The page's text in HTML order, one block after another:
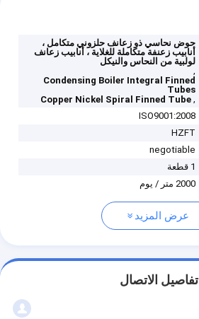
حوض نحاسي ذو زعانف حلزوني متكامل ،
أنابيب زعنفة متكاملة للغلاية ، أنابيب زعانف
لولبية من النحاس والنيكل
,
Condensing Boiler Integral Finned
Tubes
,
Copper Nickel Spiral Finned Tube
ISO9001:2008
HZFT
negotiable
1 قطعة
2000 متر / يوم
عرض المزيد
تفاصيل الاتصال